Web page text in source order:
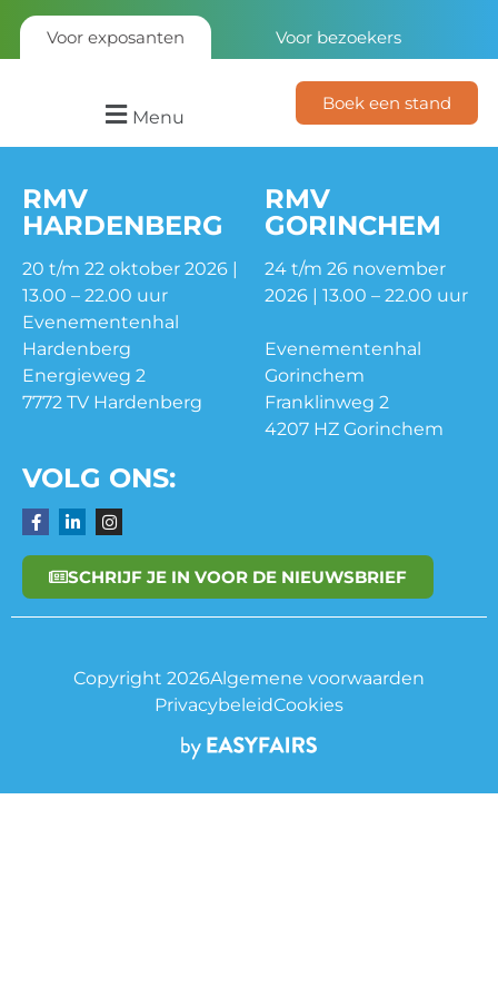
Voor exposanten Voor bezoekers
Menu
Boek een stand
RMV
HARDENBERG
20 t/m 22 oktober 2026 |
13.00 – 22.00 uur
Evenementenhal
Hardenberg
Energieweg 2
7772 TV Hardenberg
RMV
GORINCHEM
24 t/m 26 november
2026 | 13.00 – 22.00 uur
Evenementenhal
Gorinchem
Franklinweg 2
4207 HZ Gorinchem
VOLG ONS:
SCHRIJF JE IN VOOR DE NIEUWSBRIEF
Copyright 2026Algemene voorwaarden
PrivacybeleidCookies